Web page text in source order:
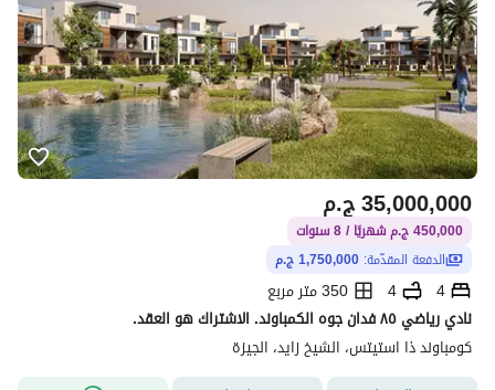
ج.م35,000,000
450,000 ج.م شهريًا / 8 سنوات
الدفعة المقدّمة: 1,750,000 ج.م
4
4
350 متر مربع
نادي رياضي ٨٥ فدان جوه الكمباوند. الاشتراك هو العقد.
كومباوند ذا استيتس، الشيخ زايد، الجيزة